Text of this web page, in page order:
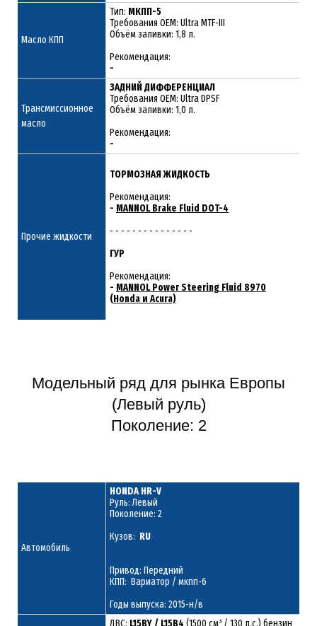
Масло КПП
Тип: МКПП-5
Требования OEM: Ultra MTF-III
Объём заливки: 1,8 л.
Рекомендация:
-
Трансмиссионное
масло
ЗАДНИЙ ДИФФЕРЕНЦИАЛ
Требования OEM: Ultra DPSF
Объём заливки: 1,0 л.
Рекомендация:
-
Прочие жидкости
ТОРМОЗНАЯ ЖИДКОСТЬ
Рекомендация:
- MANNOL Brake Fluid DOT-4
- - - - - - - - - - - - - - -
ГУР
Рекомендация:
- MANNOL Power Steering Fluid 8970
(Honda и Acura)
Модельный ряд для рынка Европы
(Левый руль)
Поколение: 2
Автомобиль
HONDA HR-V
Руль: Левый
Поколение: 2
Кузов: RU
Привод: Передний
КПП: Вариатор / мкпп-6
Годы выпуска: 2015-н/в